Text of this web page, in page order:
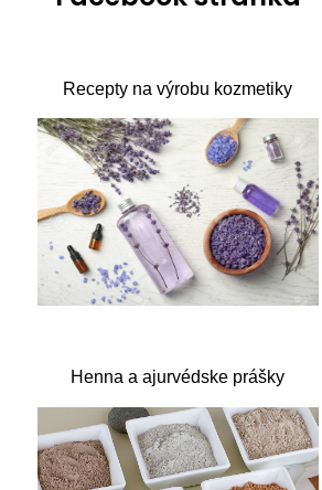
Recepty na výrobu kozmetiky
Henna a ajurvédske prášky